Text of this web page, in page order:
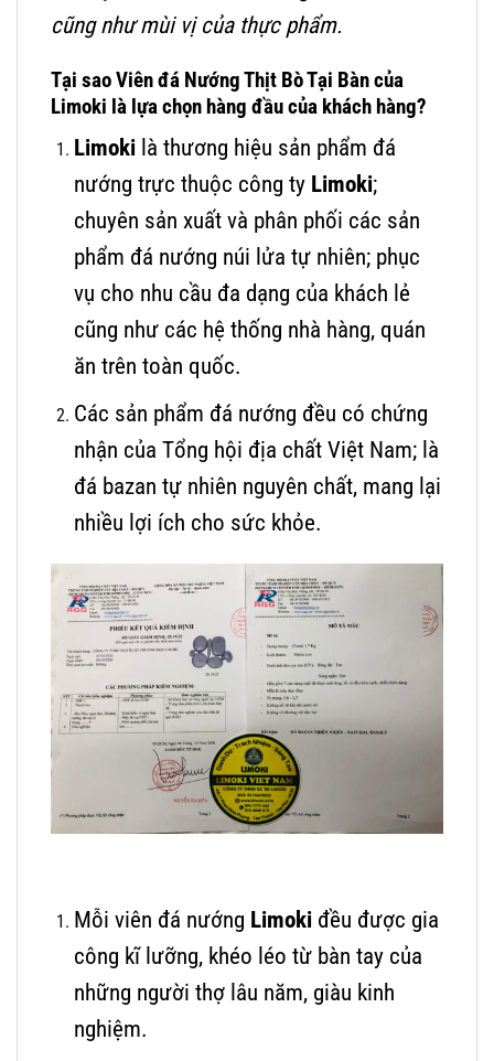
cũng như mùi vị của thực phẩm.
Tại sao Viên đá Nướng Thịt Bò Tại Bàn của
Limoki là lựa chọn hàng đầu của khách hàng?
Limokilà thương hiệu sản phẩm đá
nướng trực thuộc công ty Limoki;
chuyên sản xuất và phân phối các sản
phẩm đá nướng núi lửa tự nhiên; phục
vụ cho nhu cầu đa dạng của khách lẻ
cũng như các hệ thống nhà hàng, quán
ăn trên toàn quốc.
Các sản phẩm đá nướng đều có chứng
nhận của Tổng hội địa chất Việt Nam; là
đá bazan tự nhiên nguyên chất, mang lại
nhiều lợi ích cho sức khỏe.
Mỗi viên đá nướng Limoki đều được gia
công kĩ lưỡng, khéo léo từ bàn tay của
những người thợ lâu năm, giàu kinh
nghiệm.